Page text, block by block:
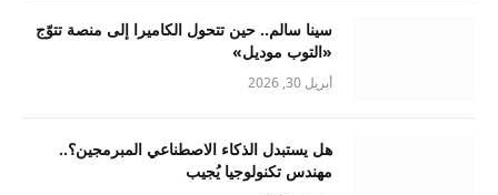
سينا سالم.. حين تتحول الكاميرا إلى منصة تتوّج
«التوب موديل»
أبريل 30, 2026
هل يستبدل الذكاء الاصطناعي المبرمجين؟..
مهندس تكنولوجيا يُجيب